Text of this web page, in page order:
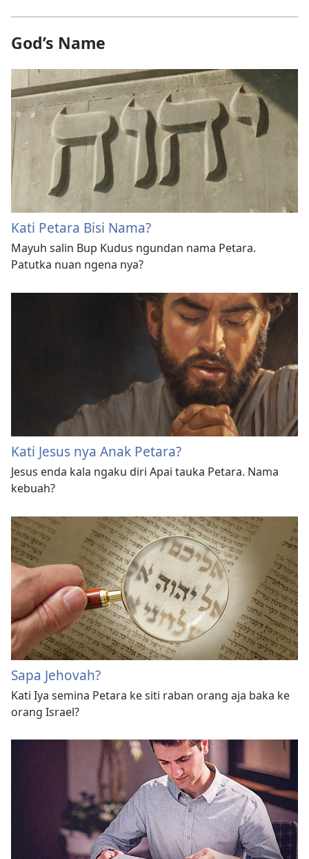
God’s Name
Kati Petara Bisi Nama?
Mayuh salin Bup Kudus ngundan nama Petara.
Patutka nuan ngena nya?
Kati Jesus nya Anak Petara?
Jesus enda kala ngaku diri Apai tauka Petara. Nama
kebuah?
Sapa Jehovah?
Kati Iya semina Petara ke siti raban orang aja baka ke
orang Israel?